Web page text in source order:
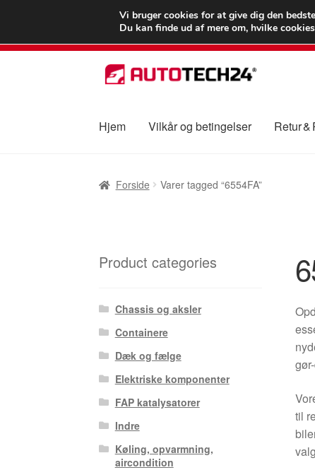
LEVERING fra
Spring
til
Spring
til
Hjem Vilkår og betingelser Retur
Forside Varer tagged “6554FA”
til
Product categories
Chassis og aksler
Containere
Dæk og fælge
Elektriske komponenter
FAP katalysatorer
Indre
Køling, opvarmning,
aircondition
Vi bruger cookies for at give dig den
Du kan finde ud af mere om, hvilke